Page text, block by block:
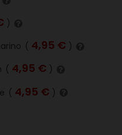
)
( 4,95 € )
( 4,95 € )
( 4,95 € )